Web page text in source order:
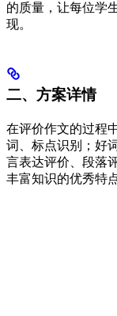
的质量，让每位学
现。
二、方案详情
在评价作文的过程
词、标点识别；好
言表达评价、段落
丰富知识的优秀特